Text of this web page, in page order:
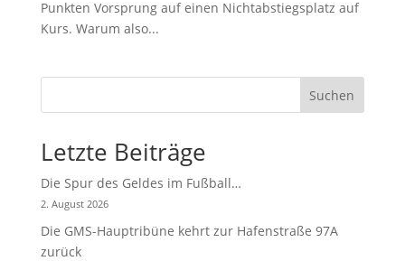
Punkten Vorsprung auf einen Nichtabstiegsplatz auf
Kurs. Warum also...
Suchen
Letzte Beiträge
Die Spur des Geldes im Fußball…
2. August 2026
Die GMS-Hauptribüne kehrt zur Hafenstraße 97A
zurück